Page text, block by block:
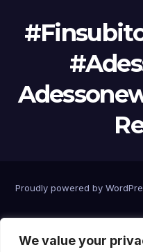
We value your
Proudly powered by
HomeFinanziamenti